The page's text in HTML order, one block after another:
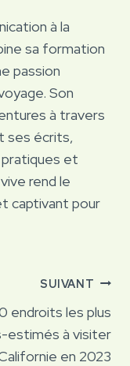
à la
sa formation
passion
Son
à travers
ses écrits,
et
rend le
captivant pour
SUIVANT
endroits les plus
estimés à visiter
en 2023